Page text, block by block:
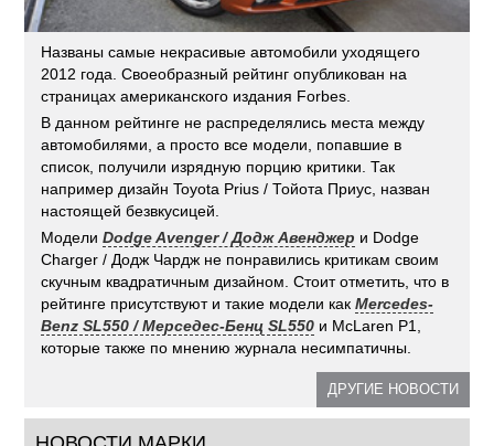
Названы самые некрасивые автомобили уходящего
2012 года. Своеобразный рейтинг опубликован на
страницах американского издания Forbes.
В данном рейтинге не распределялись места между
автомобилями, а просто все модели, попавшие в
список, получили изрядную порцию критики. Так
например дизайн Toyota Prius / Тойота Приус, назван
настоящей безвкусицей.
МоделиDodge Avenger / Додж Авенджер и Dodge
Charger / Додж Чардж не понравились критикам своим
скучным квадратичным дизайном. Стоит отметить, что в
рейтинге присутствуют и такие модели какMercedes-
Benz SL550 / Мерседес-Бенц SL550 и McLaren P1,
которые также по мнению журнала несимпатичны.
ДРУГИЕ НОВОСТИ